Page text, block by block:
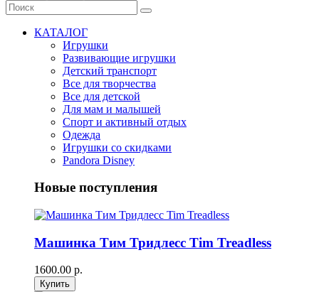
КАТАЛОГ
Игрушки
Развивающие игрушки
Детский транспорт
Все для творчества
Все для детской
Для мам и малышей
Спорт и активный отдых
Одежда
Игрушки со скидками
Pandora Disney
Новые поступления
Машинка Тим Тридлесс Tim Treadless
1600.00 р.